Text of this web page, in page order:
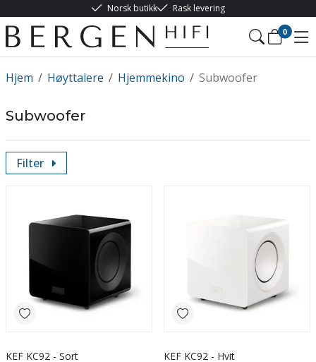
Norsk butikk Rask levering
0
/
Hjem /
Høyttalere /
Hjemmekino Subwoofer
Subwoofer
Filter
KEF KC92 - Sort KEF KC92 - Hvit